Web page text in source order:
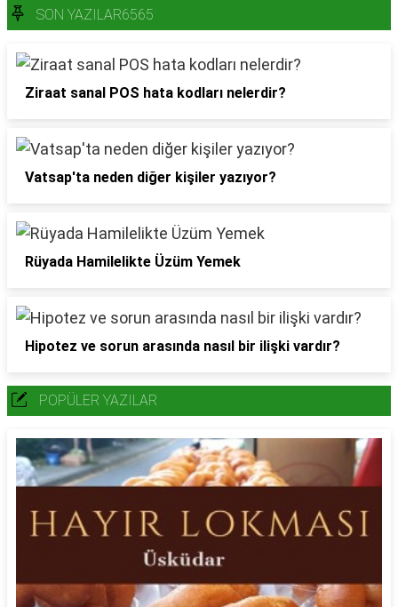
SON YAZILAR6565
Ziraat sanal POS hata kodları nelerdir?
Vatsap'ta neden diğer kişiler yazıyor?
Rüyada Hamilelikte Üzüm Yemek
Hipotez ve sorun arasında nasıl bir ilişki vardır?
POPÜLER YAZILAR